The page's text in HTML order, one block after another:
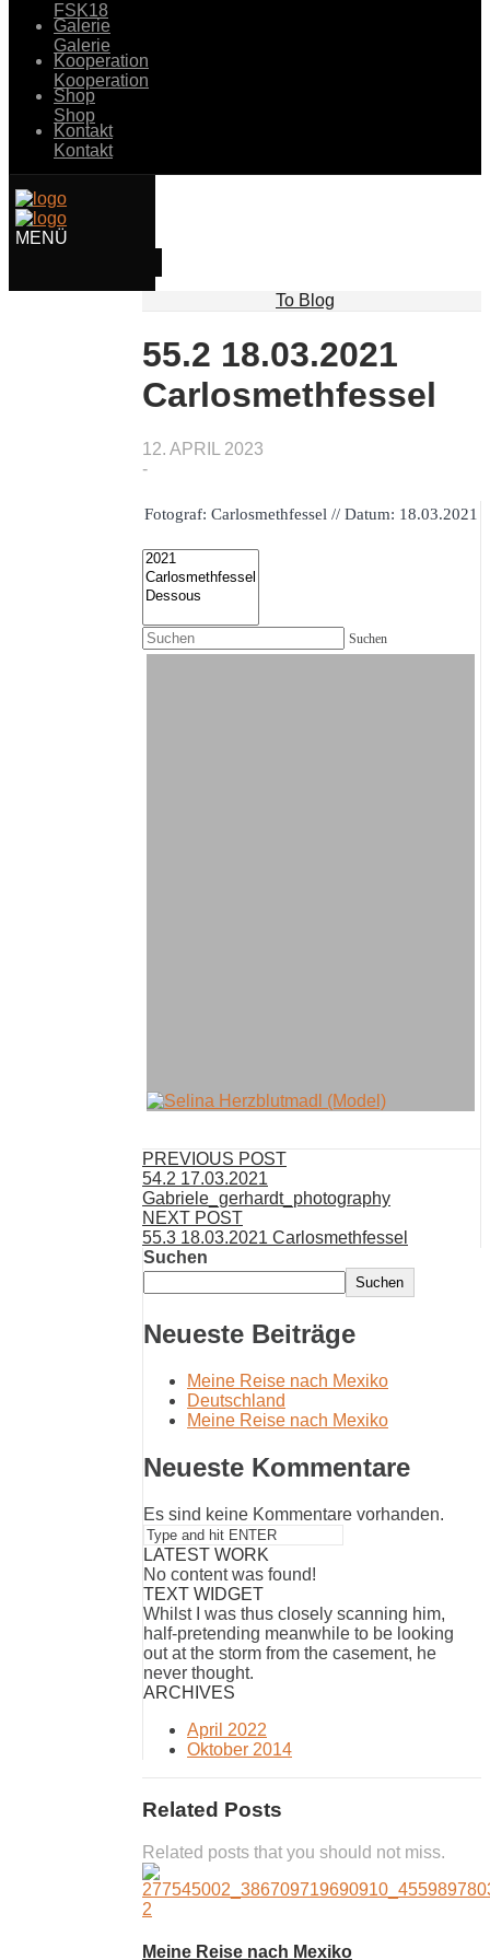
FSK18
Galerie
Galerie
Kooperation
Kooperation
Shop
Shop
Kontakt
Kontakt
To Blog
55.2 18.03.2021
Carlosmethfessel
12. APRIL 2023
-
Fotograf: Carlosmethfessel // Datum: 18.03.2021
Suchen
PREVIOUS POST
54.2 17.03.2021
Gabriele_gerhardt_photography
NEXT POST
55.3 18.03.2021 Carlosmethfessel
Suchen
Suchen
Neueste Beiträge
Meine Reise nach Mexiko
Deutschland
Meine Reise nach Mexiko
Neueste Kommentare
Es sind keine Kommentare vorhanden.
LATEST WORK
No content was found!
TEXT WIDGET
Whilst I was thus closely scanning him,
half-pretending meanwhile to be looking
out at the storm from the casement, he
never thought.
ARCHIVES
April 2022
Oktober 2014
Related Posts
Related posts that you should not miss.
Meine Reise nach Mexiko